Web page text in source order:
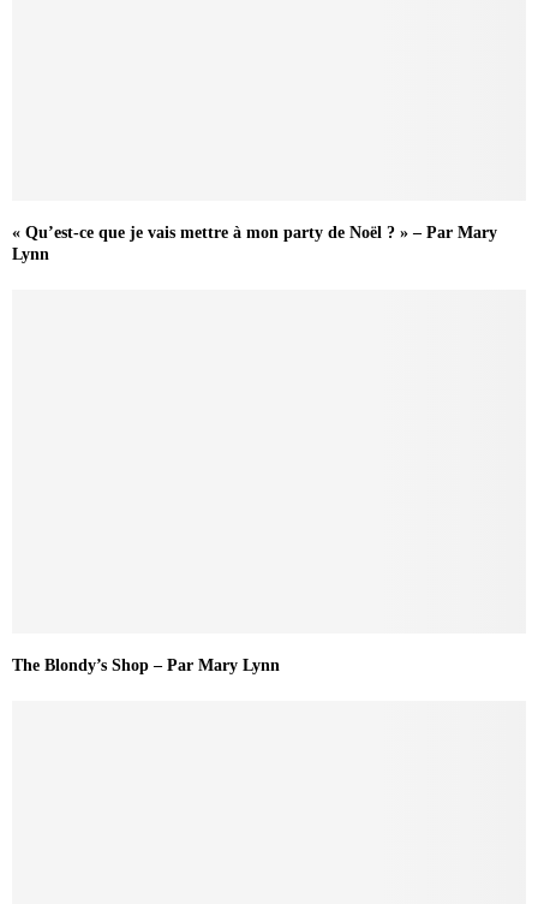
« Qu’est-ce que je vais mettre à mon party de Noël ? » – Par Mary
Lynn
The Blondy’s Shop – Par Mary Lynn